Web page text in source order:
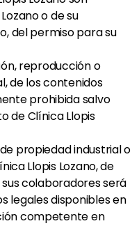
o de su
del permiso para su
reproducción o
de los contenidos
prohibida salvo
de Clínica Llopis
propiedad industrial o
Llopis Lozano, de
colaboradores será
legales disponibles en
competente en